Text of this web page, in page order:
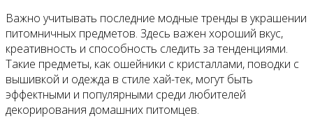
Важно учитывать последние модные тренды в украшении
питомничных предметов. Здесь важен хороший вкус,
креативность и способность следить за тенденциями.
Такие предметы, как ошейники с кристаллами, поводки с
вышивкой и одежда в стиле хай-тек, могут быть
эффектными и популярными среди любителей
декорирования домашних питомцев.